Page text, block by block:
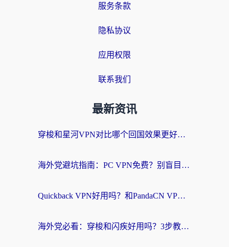
服务条款
隐私协议
应用权限
联系我们
最新资讯
穿梭和星河VPN对比哪个回国效果更好？海外党亲测5款加速器的无缝访问指南
海外党避坑指南：PC VPN免费？别盲目！教你选对回国加速器无缝刷国内资源
Quickback VPN好用吗？和PandaCN VPN对比哪个回国效果更好？海外党必看的真实体验指南
海外党必看：穿梭和闪疾好用吗？3步教你选对回国加速器，无缝刷剧玩Steam